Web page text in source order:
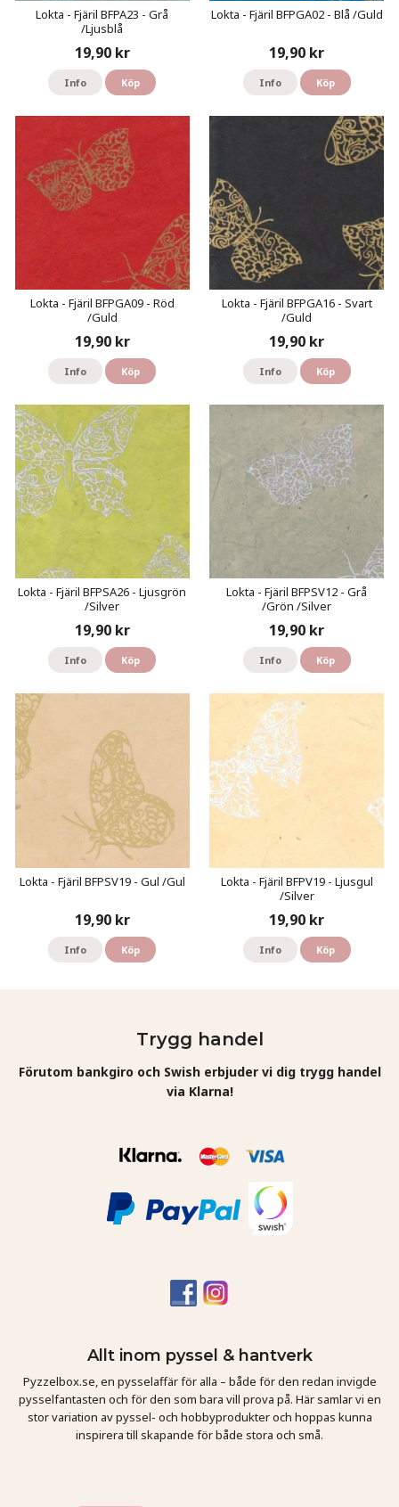
Lokta - Fjäril BFPA23 - Grå
/Ljusblå
19,90 kr
Info Köp
Lokta - Fjäril BFPGA02 - Blå /Guld
19,90 kr
Info Köp
Lokta - Fjäril BFPGA09 - Röd
/Guld
19,90 kr
Info Köp
Lokta - Fjäril BFPGA16 - Svart
/Guld
19,90 kr
Info Köp
Lokta - Fjäril BFPSA26 - Ljusgrön
/Silver
19,90 kr
Info Köp
Lokta - Fjäril BFPSV12 - Grå
/Grön /Silver
19,90 kr
Info Köp
Lokta - Fjäril BFPSV19 - Gul /Gul
19,90 kr
Info Köp
Lokta - Fjäril BFPV19 - Ljusgul
/Silver
19,90 kr
Info Köp
Trygg handel
Förutom bankgiro och Swish erbjuder vi dig trygg handel
via Klarna!
Allt inom pyssel & hantverk
Pyzzelbox.se, en pysselaffär för alla – både för den redan invigde
pysselfantasten och för den som bara vill prova på. Här samlar vi en
stor variation av pyssel- och hobbyprodukter och hoppas kunna
inspirera till skapande för både stora och små.